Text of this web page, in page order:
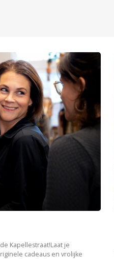
Kapellestraat!Laat je
cadeaus en vrolijke